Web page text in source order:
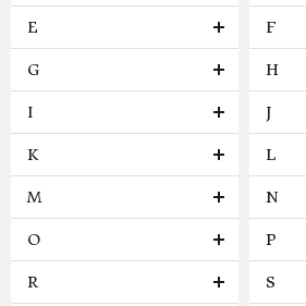
E F
G H
I J
K L
M N
O P
R S